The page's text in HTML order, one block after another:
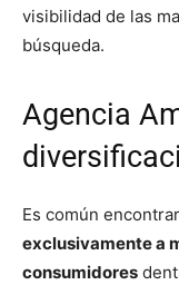
visibilidad de las
búsqueda.
Agencia
Es común encontrar
exclusivamente a
consumidores